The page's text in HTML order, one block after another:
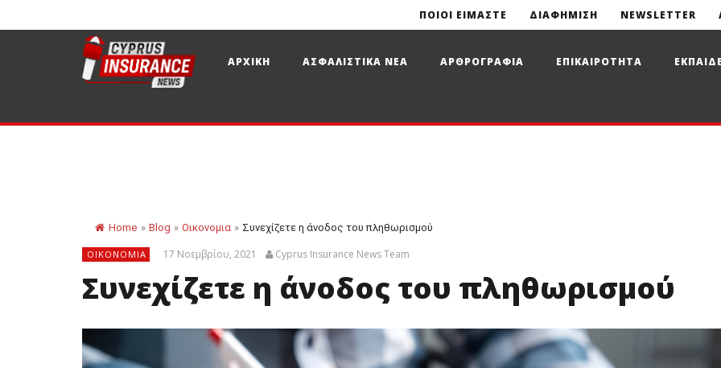
ΠΟΙΟΙ ΕΙΜΑΣΤΕ ΔΙΑΦΗΜΙΣΗ NEWSLETTER
ΑΡΧΙΚΗ ΑΣΦΑΛΙΣΤΙΚΑ ΝΕΑ ΑΡΘΡΟΓΡΑΦΙΑ ΕΠΙΚΑΙΡΟΤΗΤΑ
Home » Blog » Οικονομια » Συνεχίζετε η άνοδος του πληθωρισμού
ΟΙΚΟΝΟΜΙΑ 17 Νοεμβρίου, 2021 Cyprus Insurance News Team
Συνεχίζετε η άνοδος του πληθωρισμού